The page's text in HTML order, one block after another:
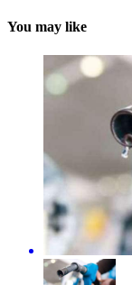
You may like